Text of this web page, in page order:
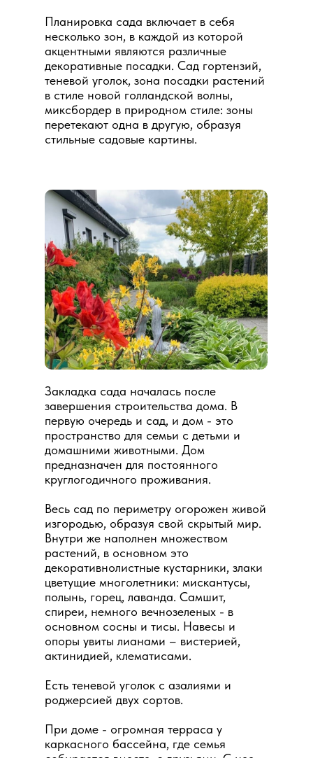
Планировка сада включает в себя
несколько зон, в каждой из которой
акцентными являются различные
декоративные посадки. Сад гортензий,
теневой уголок, зона посадки растений
в стиле новой голландской волны,
миксбордер в природном стиле: зоны
перетекают одна в другую, образуя
стильные садовые картины.
Закладка сада началась после
завершения строительства дома. В
первую очередь и сад, и дом - это
пространство для семьи с детьми и
домашними животными. Дом
предназначен для постоянного
круглогодичного проживания.
Весь сад по периметру огорожен живой
изгородью, образуя свой скрытый мир.
Внутри же наполнен множеством
растений, в основном это
декоративнолистные кустарники, злаки
цветущие многолетники: мискантусы,
полынь, горец, лаванда. Самшит,
спиреи, немного вечнозеленых - в
основном сосны и тисы. Навесы и
опоры увиты лианами – вистерией,
актинидией, клематисами.
Есть теневой уголок с азалиями и
роджерсией двух сортов.
При доме - огромная терраса у
каркасного бассейна, где семья